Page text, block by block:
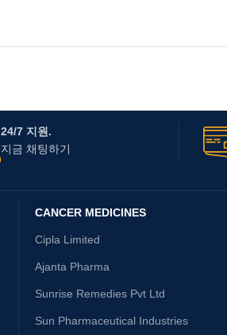
24/7 지원.
지금 채팅하기
CANCER MEDICINES
Cipla Limited
Ajanta Pharma
Sunrise Remedies Pvt Ltd
Sun Pharmaceutical Industries